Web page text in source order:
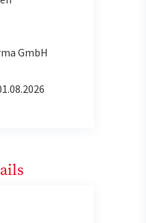
GmbH